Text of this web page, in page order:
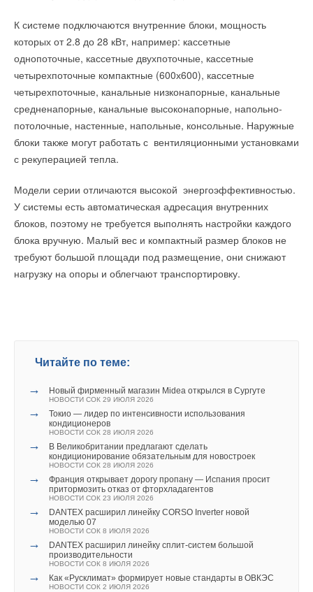
К системе подключаются внутренние блоки, мощность
которых от 2.8 до 28 кВт, например: кассетные
однопоточные, кассетные двухпоточные, кассетные
четырехпоточные компактные (600х600), кассетные
четырехпоточные, канальные низконапорные, канальные
средненапорные, канальные высоконапорные, напольно-
потолочные, настенные, напольные, консольные. Наружные
блоки также могут работать с вентиляционными установками
с рекуперацией тепла.
Модели серии отличаются высокой энергоэффективностью.
У системы есть автоматическая адресация внутренних
блоков, поэтому не требуется выполнять настройки каждого
блока вручную. Малый вес и компактный размер блоков не
требуют большой площади под размещение, они снижают
нагрузку на опоры и облегчают транспортировку.
Читайте по теме:
→ Новый фирменный магазин Midea открылся в Сургуте
НОВОСТИ СОК 29 ИЮЛЯ 2026
→
Токио — лидер по интенсивности использования
кондиционеров
НОВОСТИ СОК 28 ИЮЛЯ 2026
→
В Великобритании предлагают сделать
кондиционирование обязательным для новостроек
НОВОСТИ СОК 28 ИЮЛЯ 2026
→
Франция открывает дорогу пропану — Испания просит
притормозить отказ от фторхладагентов
НОВОСТИ СОК 23 ИЮЛЯ 2026
→
DANTEX расширил линейку CORSO Inverter новой
моделью 07
НОВОСТИ СОК 8 ИЮЛЯ 2026
→
DANTEX расширил линейку сплит-систем большой
производительности
НОВОСТИ СОК 8 ИЮЛЯ 2026
→ Как «Русклимат» формирует новые стандарты в ОВКЭС
НОВОСТИ СОК 2 ИЮЛЯ 2026
реагентом на основе поверхностно активных веществ
запатентованным специалистами компании методом.
→
МОЭК внедряет разработанный по собственной
программе НИОКР новый течеискатель
НОВОСТИ СОК 20 ИЮЛЯ 2026
→
Установлен порядок восстановления паспортов
→
Трубы КОРСИС ПЛЮС Группы ПОЛИПЛАСТИК
включены в Реестр инноваций Росатома
→ Запуск производства противопожарных труб РОСТерм
НОВОСТИ СОК 16 ИЮНЯ 2026
→ Новые штампованные отводы НЕВАТОМ
НОВОСТИ СОК 4 ИЮНЯ 2026
→
Система Качества РЕХАУ: как цифровые технологии
НОВОСТИ СОК 25 МАЯ 2026
→
В России вводится новый вид госконтроля за качеством
НОВОСТИ СОК 12 МАЯ 2026
Комментарии
В этой теме еще нет комментариев
Комментарии
В этой теме еще нет комментариев
Добавить комментарий
В этой теме еще нет комментариев
Добавить комментарий
Ваш E-mail *